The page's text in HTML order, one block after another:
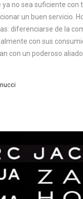
ya no sea suficiente con
un buen servicio.
diferenciarse de la
con sus
con un poderoso